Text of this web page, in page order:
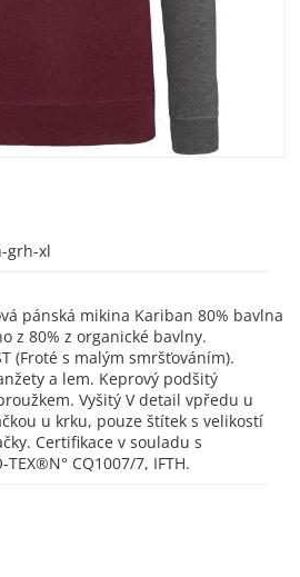
grh-xl
pánská mikina Kariban 80% bavlna
z 80% z organické bavlny.
(Froté s malým smršťováním).
a lem. Keprový podšitý
Vyšitý V detail vpředu u
u krku, pouze štítek s velikostí
Certifikace v souladu s
TEX®N° CQ1007/7, IFTH.